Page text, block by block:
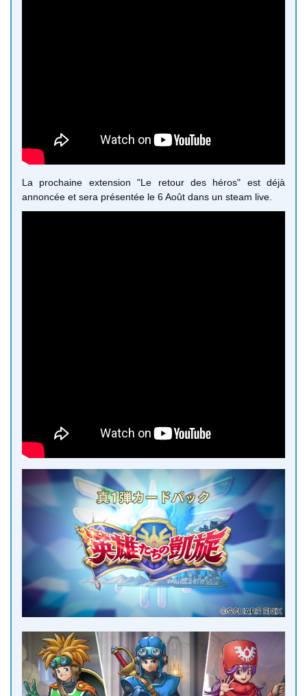
La prochaine extension "Le retour des héros" est déjà
annoncée et sera présentée le 6 Août dans un steam live.